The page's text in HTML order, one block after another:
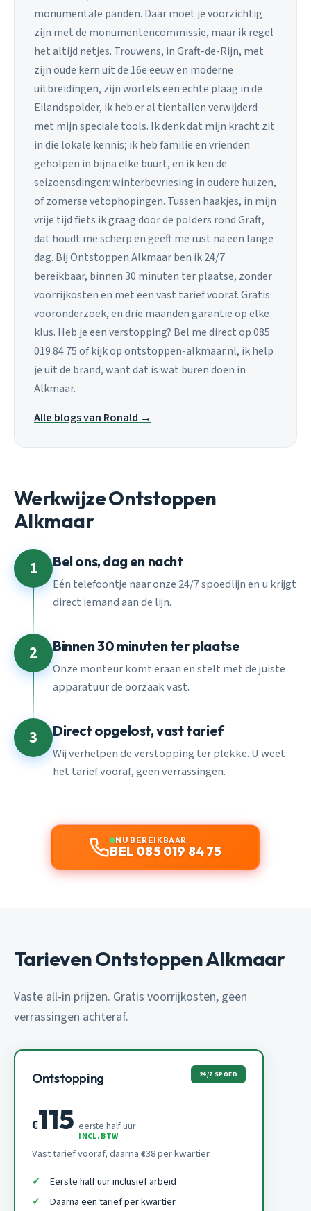
monumentale panden. Daar moet je voorzichtig
zijn met de monumentencommissie, maar ik regel
het altijd netjes. Trouwens, in Graft-de-Rijn, met
zijn oude kern uit de 16e eeuw en moderne
uitbreidingen, zijn wortels een echte plaag in de
Eilandspolder, ik heb er al tientallen verwijderd
met mijn speciale tools. Ik denk dat mijn kracht zit
in die lokale kennis; ik heb familie en vrienden
geholpen in bijna elke buurt, en ik ken de
seizoensdingen: winterbevriesing in oudere huizen,
of zomerse vetophopingen. Tussen haakjes, in mijn
vrije tijd fiets ik graag door de polders rond Graft,
dat houdt me scherp en geeft me rust na een lange
dag. Bij Ontstoppen Alkmaar ben ik 24/7
bereikbaar, binnen 30 minuten ter plaatse, zonder
voorrijkosten en met een vast tarief vooraf. Gratis
vooronderzoek, en drie maanden garantie op elke
klus. Heb je een verstopping? Bel me direct op 085
019 84 75 of kijk op ontstoppen-alkmaar.nl, ik help
je uit de brand, want dat is wat buren doen in
Alkmaar.
Alle blogs van Ronald →
Werkwijze Ontstoppen
Alkmaar
1 Bel ons, dag en nacht
Eén telefoontje naar onze 24/7 spoedlijn en u krijgt
direct iemand aan de lijn.
2 Binnen 30 minuten ter plaatse
Onze monteur komt eraan en stelt met de juiste
apparatuur de oorzaak vast.
3 Direct opgelost, vast tarief
Wij verhelpen de verstopping ter plekke. U weet
het tarief vooraf, geen verrassingen.
NU BEREIKBAAR
BEL 085 019 84 75
Tarieven Ontstoppen Alkmaar
Vaste all-in prijzen. Gratis voorrijkosten, geen
verrassingen achteraf.
Ontstopping 24/7 SPOED
€115 eerste half uur
INCL. BTW
Vast tarief vooraf, daarna €38 per kwartier.
Eerste half uur inclusief arbeid
Daarna een tarief per kwartier